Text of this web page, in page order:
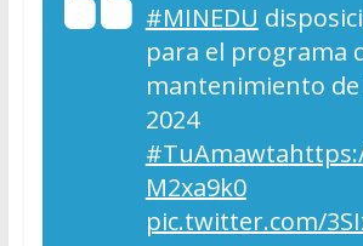
#MINEDU
para el programa
mantenimiento de
2024
#TuAmawta
M2xa9k0
pic.twitter.com/